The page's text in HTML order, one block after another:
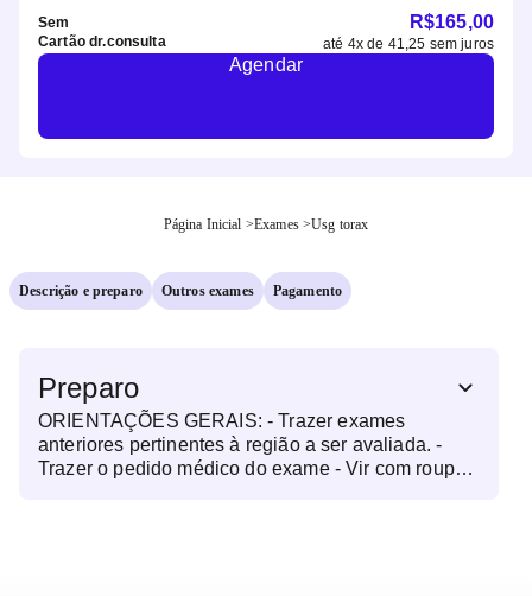
Sem
Cartão dr.consulta
R$165,00
até 4x de 41,25 sem juros
Agendar
Página Inicial >Exames >Usg torax
Descrição e preparo Outros exames Pagamento
Preparo
ORIENTAÇÕES GERAIS: - Trazer exames
anteriores pertinentes à região a ser avaliada. -
Trazer o pedido médico do exame - Vir com roupa